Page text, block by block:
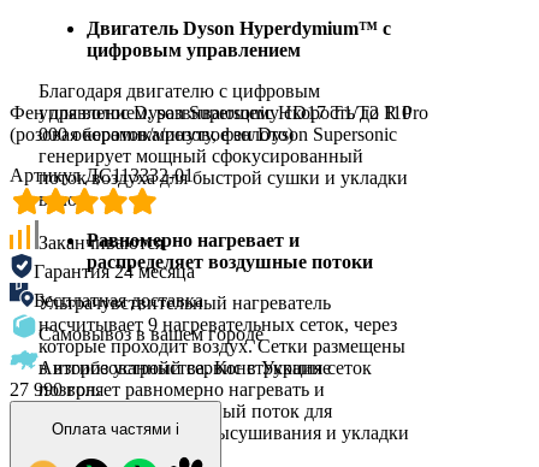
Двигатель Dyson Hyperdymium™ с
цифровым управлением
Благодаря двигателю с цифровым
управлением, развивающему скорость до 110
000 оборотов/минуту, фен Dyson Supersonic
генерирует мощный сфокусированный
поток воздуха для быстрой сушки и укладки
волос.
Равномерно нагревает и
распределяет воздушные потоки
Ультрачувствительный нагреватель
насчитывает 9 нагревательных сеток, через
которые проходит воздух. Сетки размещены
в изгибе устройства. Конструкция сеток
позволяет равномерно нагревать и
распределять воздушный поток для
быстрого и точного высушивания и укладки
волос.
Фен для волос Dyson Supersonic HD17 T1/T2 R Pro
(розовая керамика/розовое золото)
Артикул ДС113332-01
Заканчиваются
Гарантия 24 месяца
Бесплатная доставка
Самовывоз в вашем городе
Авторизованный сервис в Украине
27 990 грн.
Оплата частями i